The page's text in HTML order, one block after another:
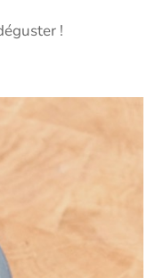
!